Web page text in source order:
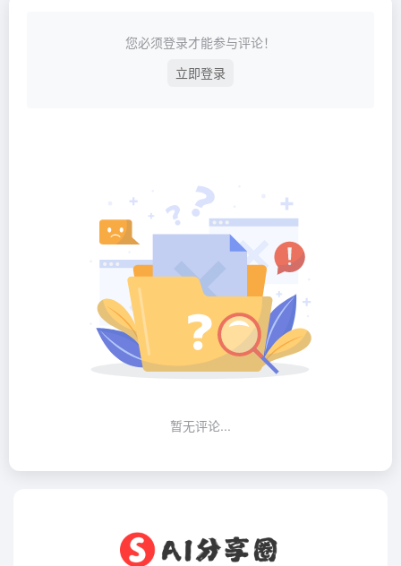
您必须登录才能参与评论！
立即登录
暂无评论...